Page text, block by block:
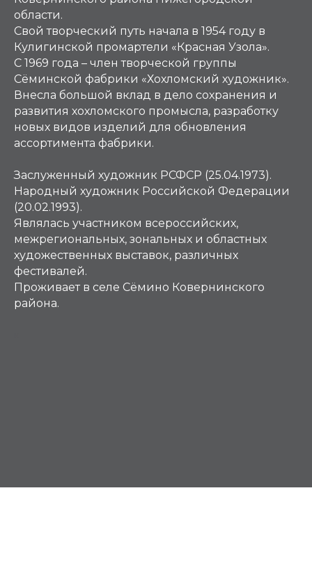
области.
Свой творческий путь начала в 1954 году в
Кулигинской промартели «Красная Узола».
С 1969 года – член творческой группы
Сёминской фабрики «Хохломский художник».
Внесла большой вклад в дело сохранения и
развития хохломского промысла, разработку
новых видов изделий для обновления
ассортимента фабрики.
Заслуженный художник РСФСР (25.04.1973).
Народный художник Российской Федерации
(20.02.1993).
Являлась участником всероссийских,
межрегиональных, зональных и областных
художественных выставок, различных
фестивалей.
Проживает в селе Сёмино Ковернинского
района.